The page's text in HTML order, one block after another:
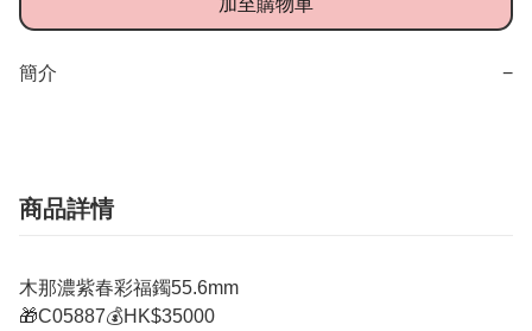
加至購物車
簡介 −
商品詳情
木那濃紫春彩福鐲55.6mm
🎁C05887💰HK$35000